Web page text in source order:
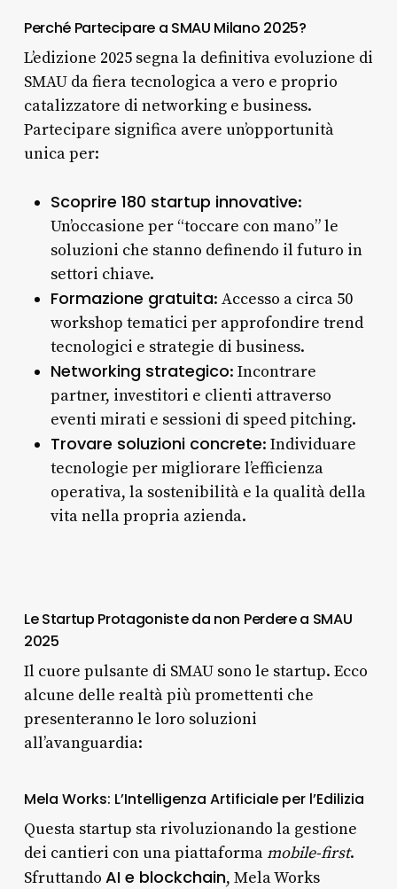
Perché Partecipare a SMAU Milano 2025?
L’edizione 2025 segna la definitiva evoluzione di
SMAU da fiera tecnologica a vero e proprio
catalizzatore di networking e business.
Partecipare significa avere un’opportunità
unica per:
Scoprire 180 startup innovative:
Un’occasione per “toccare con mano” le
soluzioni che stanno definendo il futuro in
settori chiave.
Formazione gratuita: Accesso a circa 50
workshop tematici per approfondire trend
tecnologici e strategie di business.
Networking strategico: Incontrare
partner, investitori e clienti attraverso
eventi mirati e sessioni di speed pitching.
Trovare soluzioni concrete: Individuare
tecnologie per migliorare l’efficienza
operativa, la sostenibilità e la qualità della
vita nella propria azienda.
Le Startup Protagoniste da non Perdere a SMAU
2025
Il cuore pulsante di SMAU sono le startup. Ecco
alcune delle realtà più promettenti che
presenteranno le loro soluzioni
all’avanguardia:
Mela Works: L’Intelligenza Artificiale per l’Edilizia
Questa startup sta rivoluzionando la gestione
dei cantieri con una piattaformamobile-first.
Sfruttando AI e blockchain, Mela Works